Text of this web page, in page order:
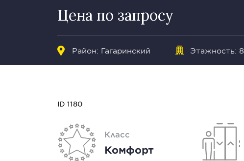
Цена по запросу
Район: Гагаринский Этажность: 8
ID 1180
Класс
Комфорт